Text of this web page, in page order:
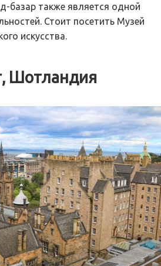
базар также является одной
Стоит посетить Музей
искусства.
Шотландия